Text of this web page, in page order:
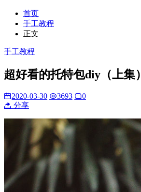
首页
手工教程
正文
手工教程
超好看的托特包diy（上集）
2020-03-30 3693
0
分享